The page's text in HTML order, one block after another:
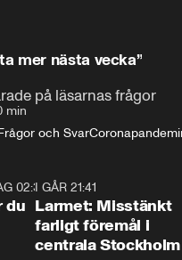
mer nästa vecka”
på läsarnas frågor
min
och Svar
1:06
02:30
du
I GÅR 21:41
Larmet: Misstänkt
farligt föremål i
centrala Stockholm